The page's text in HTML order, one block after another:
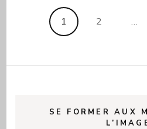
Pagination
Page
1 Page
2 …
SE FORMER AUX